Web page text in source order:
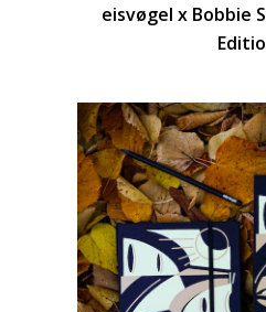
eisvøgel x Bobbie